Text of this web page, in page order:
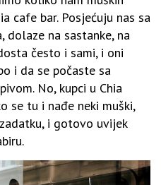
cafe bar. Posjećuju nas sa
dolaze na sastanke, na
često i sami, i oni
i da se počaste sa
No, kupci u Chia
se tu i nađe neki muški,
i gotovo uvijek